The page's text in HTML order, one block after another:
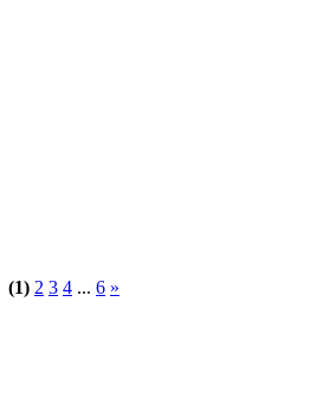
(1) 2 3 4 ... 6 »